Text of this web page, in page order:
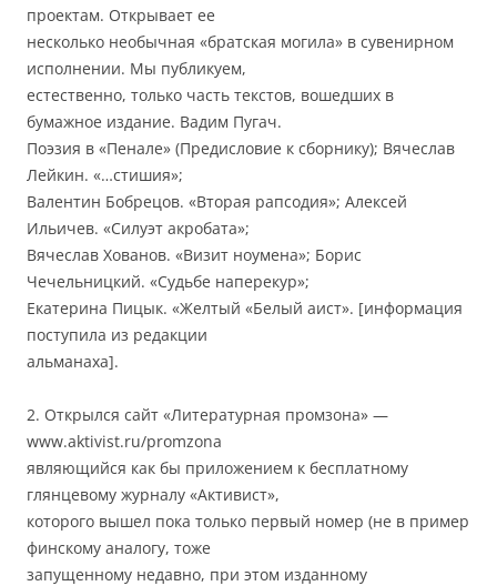
проектам. Открывает ее
несколько необычная «братская могила» в сувенирном
исполнении. Мы публикуем,
естественно, только часть текстов, вошедших в
бумажное издание. Вадим Пугач.
Поэзия в «Пенале» (Предисловие к сборнику); Вячеслав
Лейкин. «…стишия»;
Валентин Бобрецов. «Вторая рапсодия»; Алексей
Ильичев. «Силуэт акробата»;
Вячеслав Хованов. «Визит ноумена»; Борис
Чечельницкий. «Судьбе наперекур»;
Екатерина Пицык. «Желтый «Белый аист». [информация
поступила из редакции
альманаха].
2. Открылся сайт «Литературная промзона» —
www.aktivist.ru/promzona
являющийся как бы приложением к бесплатному
глянцевому журналу «Активист»,
которого вышел пока только первый номер (не в пример
финскому аналогу, тоже
запущенному недавно, при этом изданному